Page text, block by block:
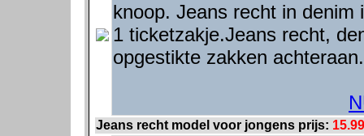
knoop. Jeans recht in
1 ticketzakje.Jeans recht,
opgestikte zakken
Jeans recht model voor jongens prijs: 15.99